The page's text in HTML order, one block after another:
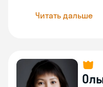
Читать дальше